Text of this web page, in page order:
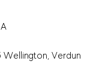
Verdun